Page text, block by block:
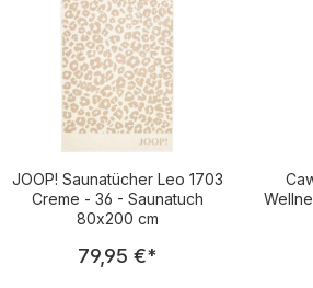
JOOP! Saunatücher Leo 1703
Creme - 36 - Saunatuch
80x200 cm
Regulärer Preis:
79,95 €*